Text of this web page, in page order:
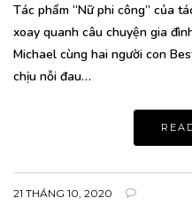
Tác phẩm “Nữ phi công” của
xoay quanh câu chuyện gia
Michael cùng hai người con
chịu nỗi đau…
21 THÁNG 10, 2020